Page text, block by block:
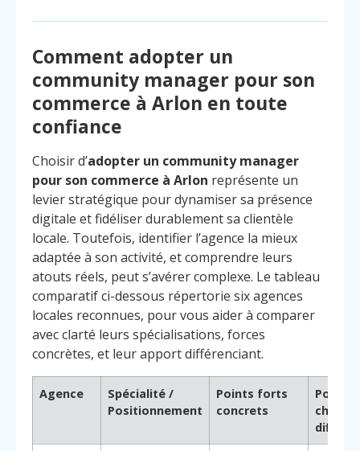
Comment adopter un
community manager pour son
commerce à Arlon en toute
confiance
Choisir d’adopter un community manager
pour son commerce à Arlon représente un
levier stratégique pour dynamiser sa présence
digitale et fidéliser durablement sa clientèle
locale. Toutefois, identifier l’agence la mieux
adaptée à son activité, et comprendre leurs
atouts réels, peut s’avérer complexe. Le tableau
comparatif ci-dessous répertorie six agences
locales reconnues, pour vous aider à comparer
avec clarté leurs spécialisations, forces
concrètes, et leur apport différenciant.
Agence
Spécialité /
Positionnement
Points forts
concrets
choisir